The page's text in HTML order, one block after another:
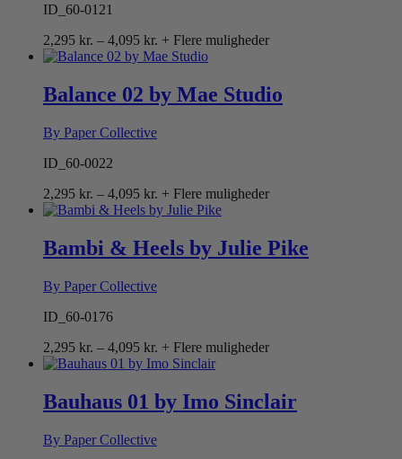
ID_60-0121
2,295 kr. – 4,095 kr. Prisinterval:
2,295 kr.
4,095 kr.
+ Flere muligheder
Balance 02 by Mae Studio
By Paper Collective
ID_60-0022
2,295 kr. – 4,095 kr. Prisinterval:
2,295 kr.
4,095 kr.
+ Flere muligheder
Bambi & Heels by Julie Pike
By Paper Collective
ID_60-0176
2,295 kr. – 4,095 kr. Prisinterval:
2,295 kr.
4,095 kr.
+ Flere muligheder
Bauhaus 01 by Imo Sinclair
By Paper Collective